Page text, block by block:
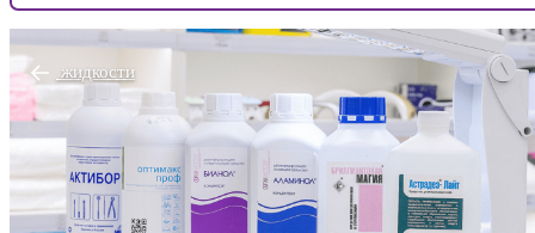
жидкости